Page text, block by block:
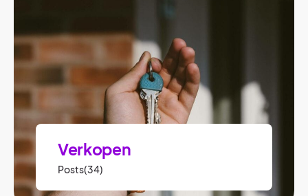
Verkopen
Posts(34)